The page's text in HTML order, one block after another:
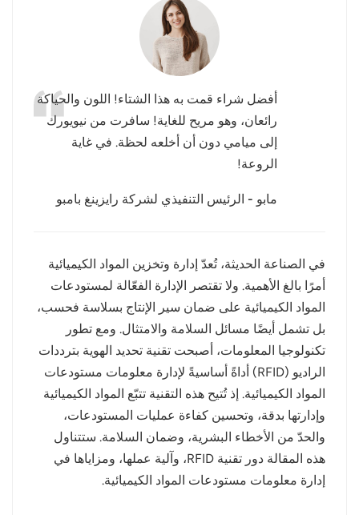
Português
Nederland
عربي
日语
Melayu
Polski
แบบไทย
Tiếng Việt
Indonesia
norsk
أفضل شراء قمت به هذا الشتاء! اللون والحياكة
رائعان، وهو مريح للغاية! سافرت من نيويورك
إلى ميامي دون أن أخلعه لحظة. في غاية
الروعة!
مابو - الرئيس التنفيذي لشركة رايزينغ بامبو
في الصناعة الحديثة، تُعدّ إدارة وتخزين المواد الكيميائية
أمرًا بالغ الأهمية. ولا تقتصر الإدارة الفعّالة لمستودعات
المواد الكيميائية على ضمان سير الإنتاج بسلاسة فحسب،
بل تشمل أيضًا مسائل السلامة والامتثال. ومع تطور
تكنولوجيا المعلومات، أصبحت تقنية تحديد الهوية بترددات
الراديو (RFID) أداةً أساسيةً لإدارة معلومات مستودعات
المواد الكيميائية. إذ تُتيح هذه التقنية تتبّع المواد الكيميائية
وإدارتها بدقة، وتحسين كفاءة عمليات المستودعات،
والحدّ من الأخطاء البشرية، وضمان السلامة. ستتناول
هذه المقالة دور تقنية RFID، وآلية عملها، ومزاياها في
إدارة معلومات مستودعات المواد الكيميائية.